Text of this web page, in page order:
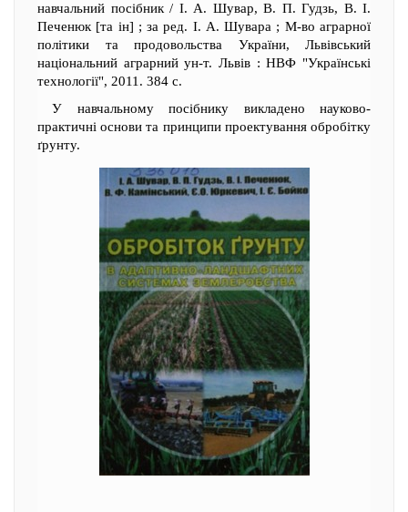
навчальний посібник / І. А. Шувар, В. П. Гудзь, В. І.
Печенюк [та ін] ; за ред. І. А. Шувара ; М-во аграрної
політики та продовольства України, Львівський
національний аграрний ун-т. Львів : НВФ "Українські
технології", 2011. 384 с.
У навчальному посібнику викладено науково-
практичні основи та принципи проектування обробітку
ґрунту.